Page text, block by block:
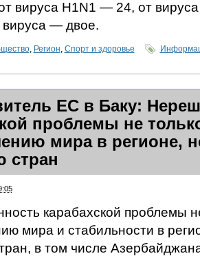
вируса H1N1 — 24, от
вируса — двое.
, Регион, Спорт и здоровье
ЕС в Баку:
проблемы не
мира в регионе,
стран
карабахской проблемы
мира и стабильности в
в том числе